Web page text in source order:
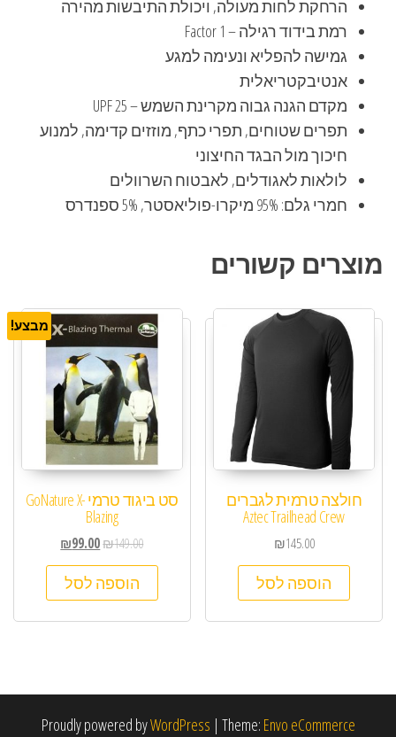
הרחקת לחות מעולה, ויכולת התיבשות מהירה
רמת בידוד רגילה – Factor 1
גמישה להפליא ונעימה למגע
אנטיבקטריאלית
מקדם הגנה גבוה מקרינת השמש – UPF 25
תפרים שטוחים, תפרי כתף, מוזזים קדימה, למנוע
חיכוך מול הבגד החיצוני
לולאות לאגודלים, לאבטוח השרוולים
חמרי גלם: 95% מיקרו-פוליאסטר, 5% ספנדרס
מוצרים קשורים
חולצה טרמית לגברים
Aztec Trailhead Crew
₪145.00
הוספה לסל
מבצע!
סט ביגוד טרמי GoNature X-
Blazing
₪149.00
₪99.00
הוספה לסל
Proudly powered byWordPress | Theme: Envo eCommerce